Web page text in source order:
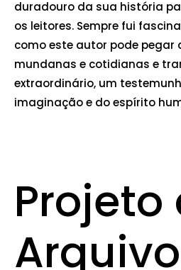
duradouro da sua história
os leitores. Sempre fui
como este autor pode pegar
mundanas e cotidianas e
extraordinário, um
imaginação e do espírito
Projeto
Arquivo